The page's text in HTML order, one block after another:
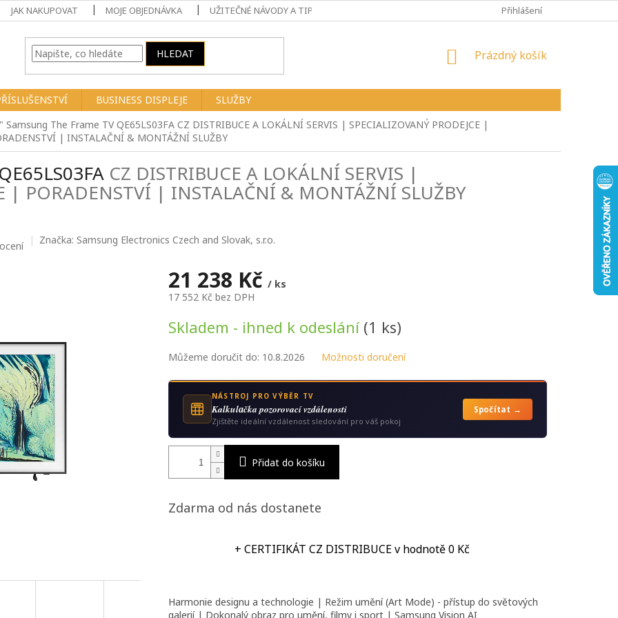
JAK NAKUPOVAT MOJE OBJEDNÁVKA UŽITEČNÉ NÁVODY A TIPY REKLAMAČNÍ ŘÁD
Přihlášení
HLEDAT
NÁKUPNÍ
Prázdný košík
BUSINESS DISPLEJE SLUŽBY
Samsung The Frame TV QE65LS03FA CZ DISTRIBUCE A LOKÁLNÍ SERVIS | SPECIALIZOVANÝ PRODEJCE |
| INSTALAČNÍ & MONTÁŽNÍ SLUŽBY
CZ DISTRIBUCE A LOKÁLNÍ SERVIS |
| PORADENSTVÍ | INSTALAČNÍ & MONTÁŽNÍ SLUŽBY
Značka: Samsung Electronics Czech and Slovak, s.r.o.
21 238 Kč / ks
17 552 Kč bez DPH
cena:
Skladem - ihned k odeslání (1 ks)
Můžeme doručit do: 10.8.2026 Možnosti doručení
NÁSTROJ PRO VÝBĚR TV
Kalkulаčka pozorovací vzdálenosti
Zjištěte ideální vzdálenost sledování pro váš pokoj
Spočítat →
Přidat do košíku
Zdarma od nás dostanete
+ CERTIFIKÁT CZ DISTRIBUCEv hodnotě 0 Kč
Harmonie designu a technologie | Režim umění (Art Mode) - přístup do světových
galerií | Dokonalý obraz pro umění, filmy i sport | Samsung Vision AI